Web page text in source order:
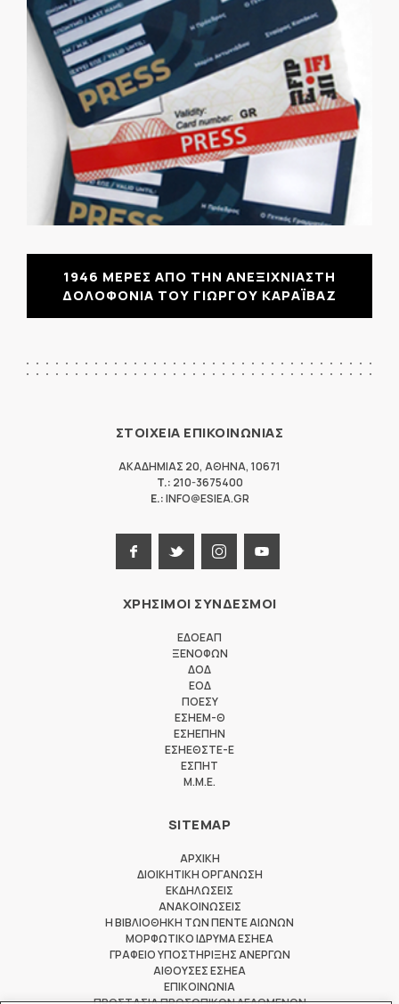
1946 ΜΕΡΕΣ ΑΠΟ ΤΗΝ ΑΝΕΞΙΧΝΙΑΣΤΗ
ΔΟΛΟΦΟΝΙΑ ΤΟΥ ΓΙΩΡΓΟΥ ΚΑΡΑΪΒΑΖ
ΣΤΟΙΧΕΙΑ ΕΠΙΚΟΙΝΩΝΙΑΣ
ΑΚΑΔΗΜΙΑΣ 20, ΑΘΗΝΑ, 10671
T.: 210-3675400
E.:INFO@ESIEA.GR
ΧΡΗΣΙΜΟΙ ΣΥΝΔΕΣΜΟΙ
ΕΔΟΕΑΠ
ΞΕΝΟΦΩΝ
ΔΟΔ
ΕΟΔ
ΠΟΕΣΥ
ΕΣΗΕΜ-Θ
ΕΣΗΕΠΗΝ
ΕΣΗΕΘΣΤΕ-Ε
ΕΣΠΗΤ
M.M.E.
SITEMAP
ΑΡΧΙΚΗ
ΔΙΟΙΚΗΤΙΚΗ ΟΡΓΑΝΩΣΗ
ΕΚΔΗΛΩΣΕΙΣ
ΑΝΑΚΟΙΝΩΣΕΙΣ
Η ΒΙΒΛΙΟΘΗΚΗ ΤΩΝ ΠΕΝΤΕ ΑΙΩΝΩΝ
ΜΟΡΦΩΤΙΚΟ ΙΔΡΥΜΑ ΕΣΗΕΑ
ΓΡΑΦΕΙΟ ΥΠΟΣΤΗΡΙΞΗΣ ΑΝΕΡΓΩΝ
ΑΙΘΟΥΣΕΣ ΕΣΗΕΑ
ΕΠΙΚΟΙΝΩΝΙΑ